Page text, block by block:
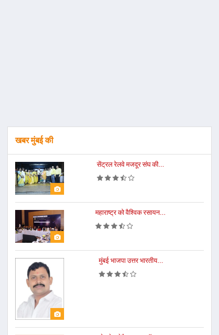
खबर मुंबई की
सेंट्रल रेलवे मजदूर संघ की...
महाराष्ट्र को वैश्विक रसायन...
मुंबई भाजपा उत्तर भारतीय...